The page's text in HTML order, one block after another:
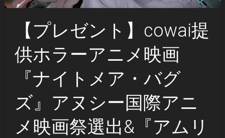
【プレゼント】cowai提
供ホラーアニメ映画
『ナイトメア・バグ
ズ』アヌシー国際アニ
メ映画祭選出&『アムリ